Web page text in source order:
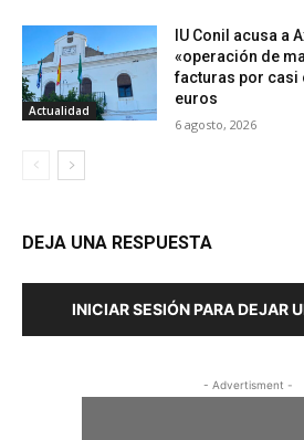
Actualidad
IU Conil acusa a
«operación de
facturas por
euros
6 agosto, 2026
DEJA UNA RESPUESTA
INICIAR SESIÓN PARA DEJAR
- Advertisment -